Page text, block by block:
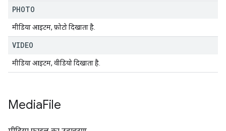
PHOTO
मीडिया आइटम, फ़ोटो दिखाता है.
VIDEO
मीडिया आइटम, वीडियो दिखाता है.
MediaFile